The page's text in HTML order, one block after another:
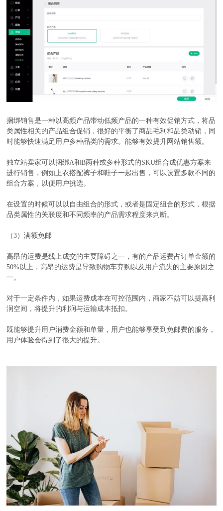
捆绑销售是一种以高频产品带动低频产品的一种有效促销方式，将品
类属性相关的产品组合促销，很好的平衡了商品毛利和品类动销，同
时能够快速满足用户多种品类的需求。能够有效提升网站销售额。
独立站卖家可以捆绑A和B两种或多种形式的SKU组合成优惠方案来
进行销售，例如上衣搭配裤子和鞋子一起出售，可以设置多款不同的
组合方案，以便用户挑选。
在设置的时候可以以自由组合的形式，或者是固定组合的形式，根据
品类属性的关联度和不同频率的产品需求程度来判断。
（3）满额免邮
高昂的运费是线上成交的主要障碍之一，有的产品运费占订单金额的
50%以上，高昂的运费是导致购物车弃购以及用户流失的主要原因之
一。
对于一定条件内，如果运费成本在可控范围内，商家不妨可以提高利
润空间，将提升的利润与运输成本抵扣。
既能够提升用户消费金额和单量，用户也能够享受到免邮费的服务，
用户体验会得到了很大的提升。